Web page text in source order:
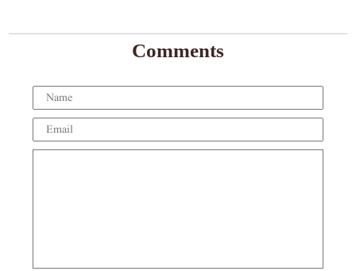
Comments